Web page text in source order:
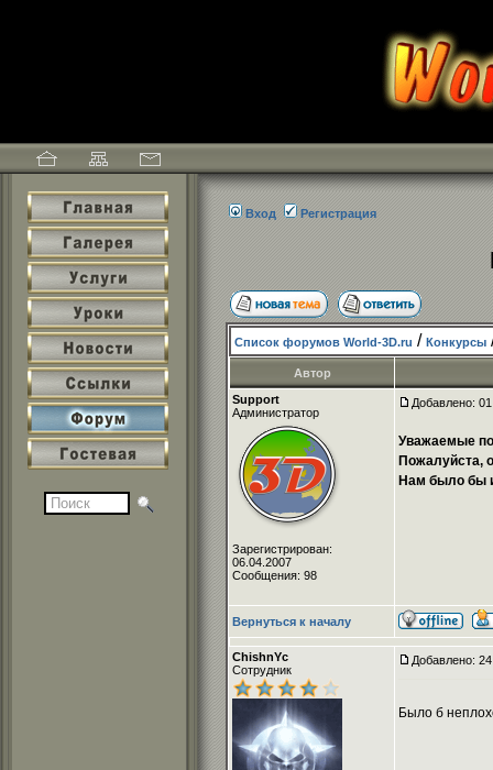
Вход Регистрация
Список форумов World-3D.ru / Конкурсы
Автор
Support
Администратор
Зарегистрирован:
06.04.2007
Сообщения: 98
Добавлено:
Уважаемые
Пожалуйста,
Нам было бы
Вернуться к началу
ChishnYc
Сотрудник
Добавлено:
Было б